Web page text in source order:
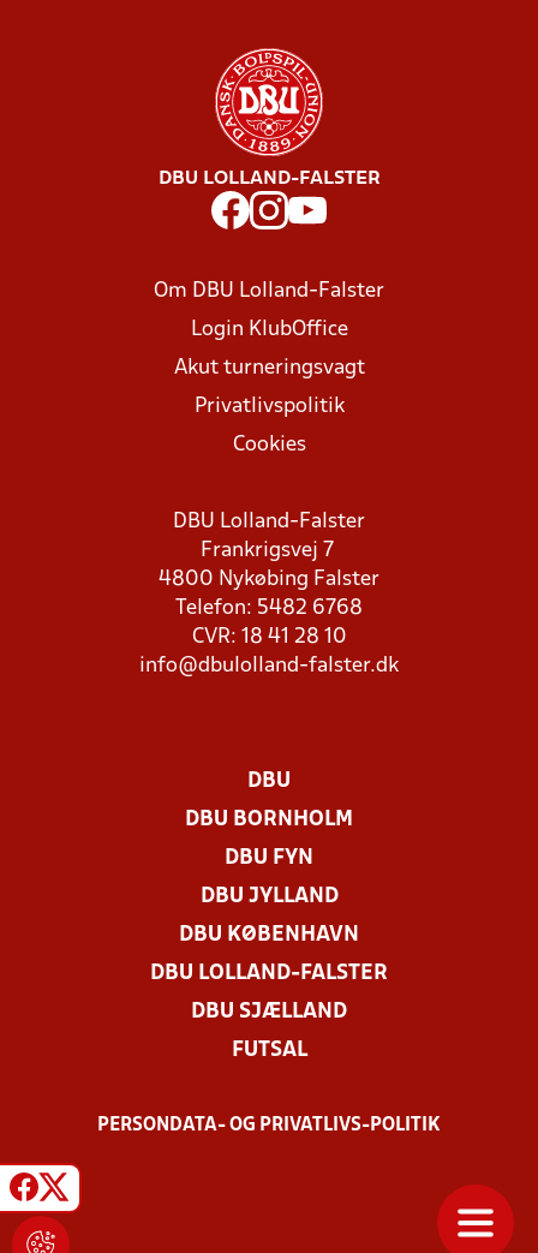
DBU LOLLAND-FALSTER
Om DBU Lolland-Falster
Login KlubOffice
Akut turneringsvagt
Privatlivspolitik
Cookies
DBU Lolland-Falster
Frankrigsvej 7
4800 Nykøbing Falster
Telefon: 5482 6768
CVR: 18 41 28 10
info@dbulolland-falster.dk
DBU
DBU BORNHOLM
DBU FYN
DBU JYLLAND
DBU KØBENHAVN
DBU LOLLAND-FALSTER
DBU SJÆLLAND
FUTSAL
PERSONDATA- OG PRIVATLIVS-POLITIK